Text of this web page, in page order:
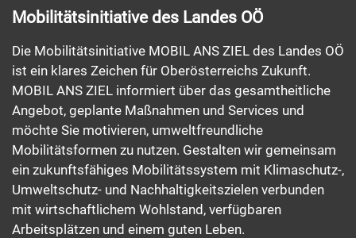
Mobilitätsinitiative des Landes OÖ
Die Mobilitätsinitiative MOBIL ANS ZIEL des Landes OÖ
ist ein klares Zeichen für Oberösterreichs Zukunft.
MOBIL ANS ZIEL informiert über das gesamtheitliche
Angebot, geplante Maßnahmen und Services und
möchte Sie motivieren, umweltfreundliche
Mobilitätsformen zu nutzen. Gestalten wir gemeinsam
ein zukunftsfähiges Mobilitätssystem mit Klimaschutz-,
Umweltschutz- und Nachhaltigkeitszielen verbunden
mit wirtschaftlichem Wohlstand, verfügbaren
Arbeitsplätzen und einem guten Leben.